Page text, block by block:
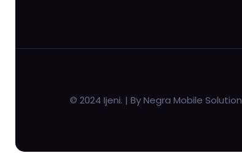
© 2024 Ijeni. | By Negra Mobile Solution